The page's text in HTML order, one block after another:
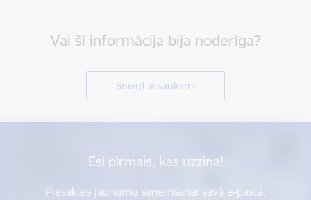
Vai šī informācija bija noderīga?
Sniegt atsauksmi
Esi pirmais, kas uzzina!
Piesakies jaunumu saņemšanai savā e-pastā.